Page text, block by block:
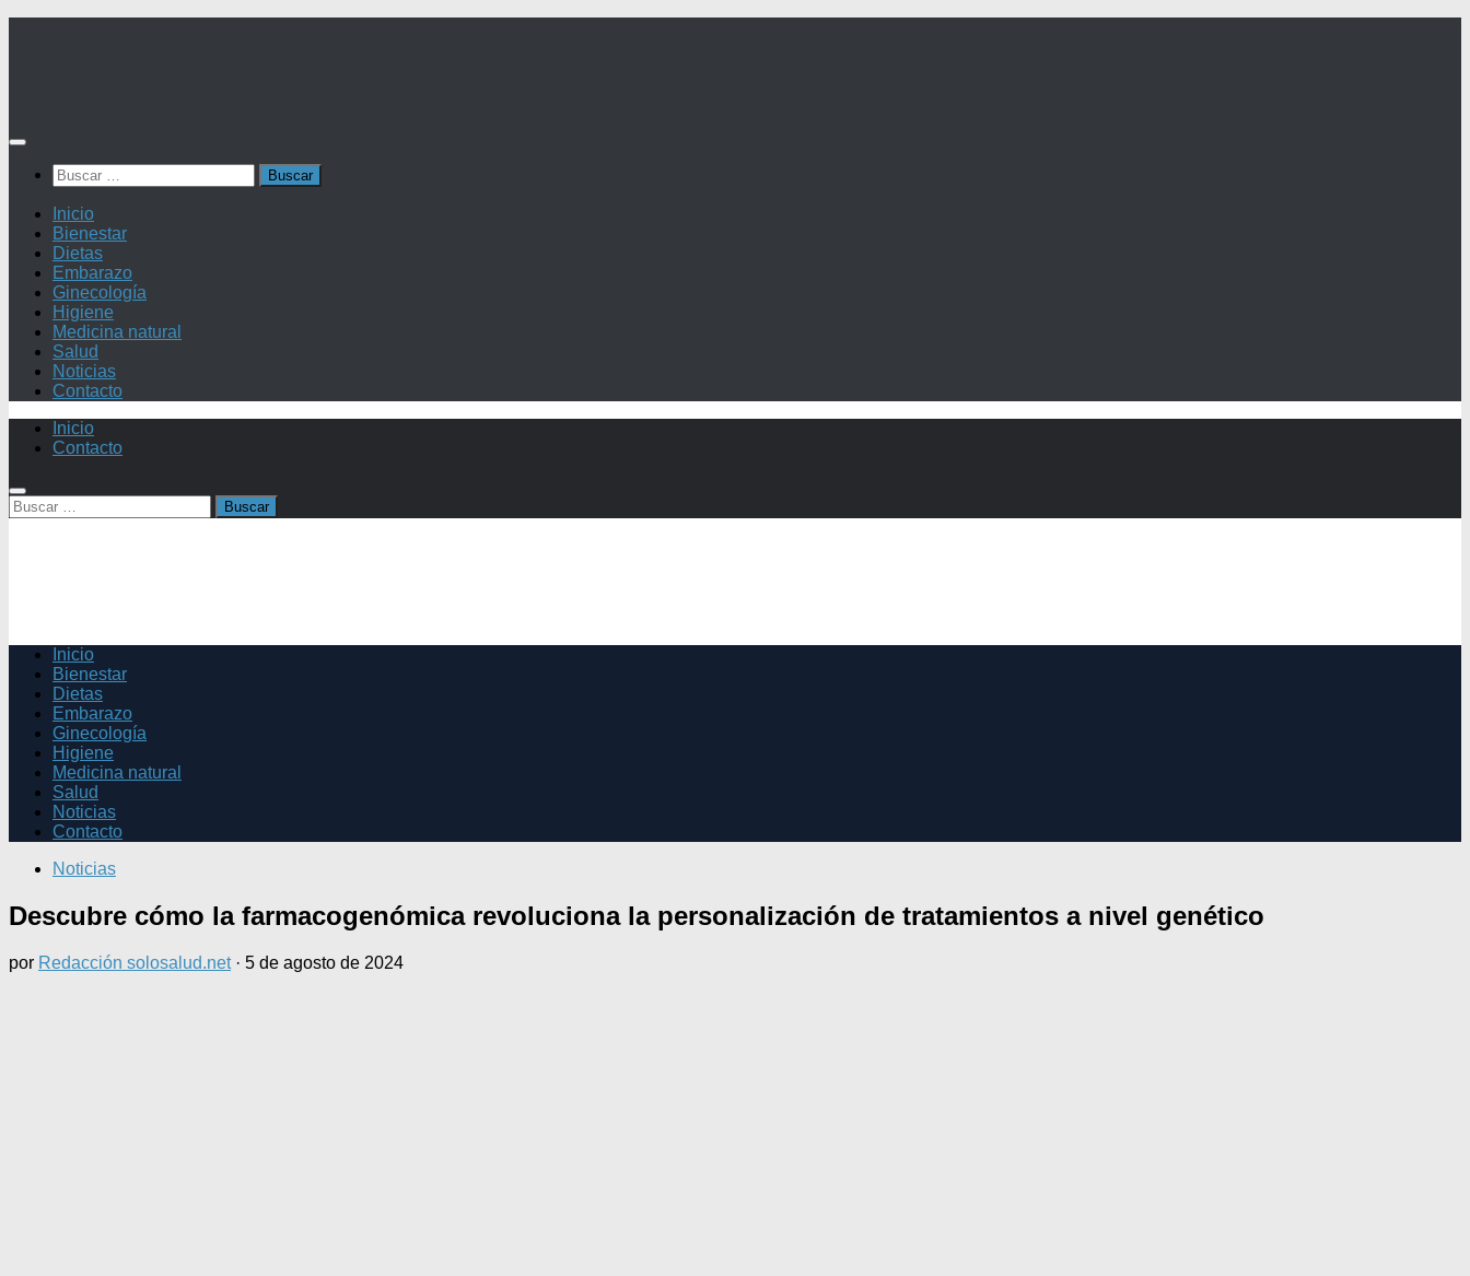
Buscar:
Inicio
Bienestar
Dietas
Embarazo
Ginecología
Higiene
Medicina natural
Salud
Noticias
Contacto
Inicio
Contacto
Buscar:
Inicio
Bienestar
Dietas
Embarazo
Ginecología
Higiene
Medicina natural
Salud
Noticias
Contacto
Noticias
Descubre cómo la farmacogenómica revoluciona la personalización de tratamientos a nivel genético
por Redacción solosalud.net · 5 de agosto de 2024